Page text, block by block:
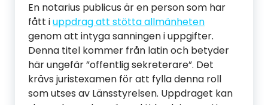
En notarius publicus är en person som har
fått iuppdrag att stötta allmänheten
genom att intyga sanningen i uppgifter.
Denna titel kommer från latin och betyder
här ungefär ”offentlig sekreterare”. Det
krävs juristexamen för att fylla denna roll
som utses av Länsstyrelsen. Uppdraget kan